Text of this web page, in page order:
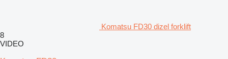
Komatsu FD30 dizel forklift
8
VIDEO